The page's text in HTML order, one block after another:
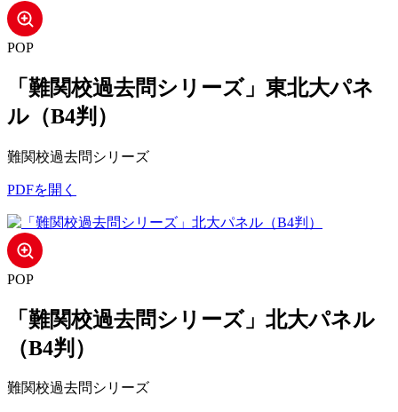
POP
「難関校過去問シリーズ」東北大パネ
ル（B4判）
難関校過去問シリーズ
PDFを開く
POP
「難関校過去問シリーズ」北大パネル
（B4判）
難関校過去問シリーズ